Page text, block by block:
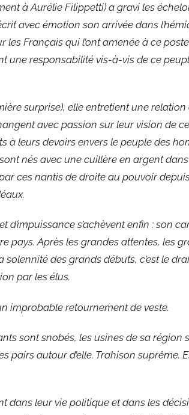
à Aurélie Filippetti) a gravi les
avec émotion son arrivée dans
Français qui l’ont amenée à ce
une responsabilité vis-à-vis de ce
surprise), elle entretient une
avec passion sur leur vision de
à leurs devoirs envers le peuple des
nés avec une cuillère en argent
ces nantis de droite au pouvoir
d’impuissance s’achèvent enfin : son
pays. Après les grandes attentes, les
solennité des grands débuts, c’est le
par les élus.
improbable retournement de veste.
sont snobés, les usines de sa région
pairs autour d’elle. Trahison suprême.
dans leur vie politique et dans les